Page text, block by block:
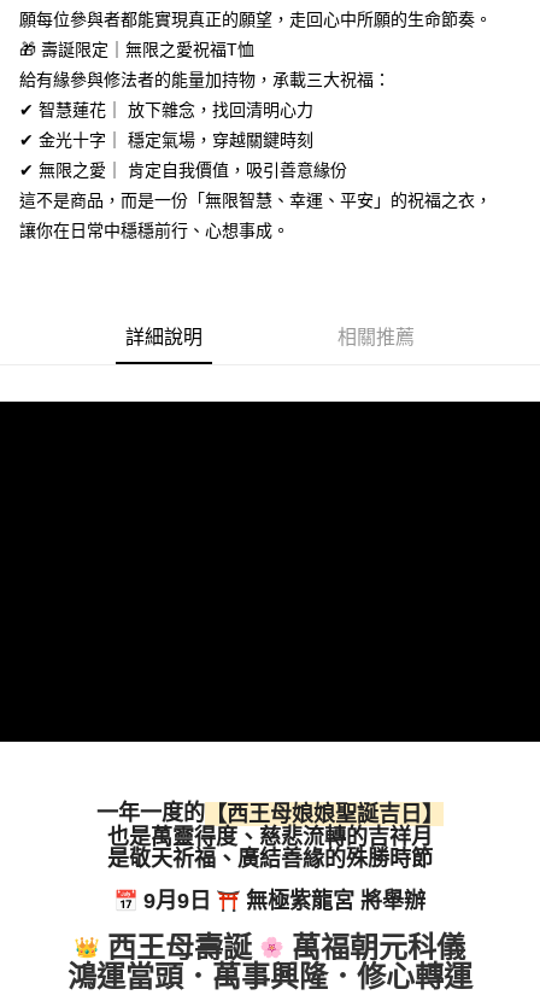
【注意事項】
１．透過由恩沛科技股份有限公司提供之「AFTEE先享後付」服務完成之交
易，需依本服務之必要範圍內提供個人資料，並將交易相關給付款項請求債
權轉讓予恩沛科技股份有限公司。
２．關於個人資料處理事宜，請瀏覽以下網址：
https://aftee.tw/terms/#terms3
「AFTEE先享後付」，若未經同意申辦者引起之損失，本公司不負相關責
任。
４．使用「AFTEE先享後付」時，將依據個別帳號之用戶狀況，依本公司即
時審查核予不同之上限額度；若仍有額度不足之情形，本公司將視審查結果
修法科儀陣法 ☯ 點燈祈福🪔 WISHING PRAYER CEREMONY
每筆NT$80，滿NT$999(含以上)免運費
國家/地區配送
願每位參與者都能實現真正的願望，走回心中所願的生命節奏。
🎁 壽誕限定｜無限之愛祝福T恤
給有緣參與修法者的能量加持物，承載三大祝福：
✔ 智慧蓮花｜ 放下雜念，找回清明心力
✔ 金光十字｜ 穩定氣場，穿越關鍵時刻
✔ 無限之愛｜ 肯定自我價值，吸引善意緣份
這不是商品，而是一份「無限智慧、幸運、平安」的祝福之衣，
讓你在日常中穩穩前行、心想事成。
詳細說明 相關推薦
一年一度的 【西王母娘娘聖誕吉日】
也是萬靈得度、 慈悲流轉的吉祥月
是敬天祈福、廣結善緣的殊勝時節
9月9日
無極紫龍宮 將舉辦
西王母壽誕
萬福朝元科儀
鴻運當頭．萬事興隆．修心轉運